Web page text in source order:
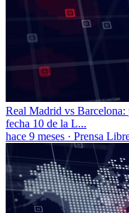
Real Madrid vs
fecha 10 de la L...
hace 9 meses · Prensa